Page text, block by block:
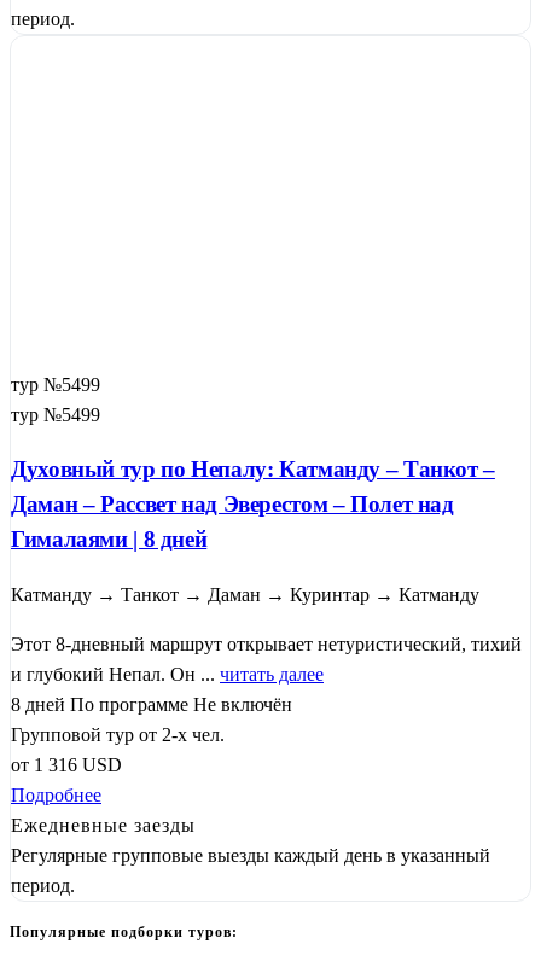
период.
тур №5499
тур №5499
Духовный тур по Непалу: Катманду – Танкот –
Даман – Рассвет над Эверестом – Полет над
Гималаями | 8 дней
Катманду → Танкот → Даман → Куринтар → Катманду
Этот 8-дневный маршрут открывает нетуристический, тихий
и глубокий Непал. Он ... читать далее
8 дней По программе Не включён
Групповой тур от 2-х чел.
от 1 316 USD
Подробнее
Ежедневные заезды
Регулярные групповые выезды каждый день в указанный
период.
Популярные подборки туров: